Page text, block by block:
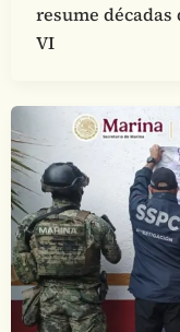
resume
VI